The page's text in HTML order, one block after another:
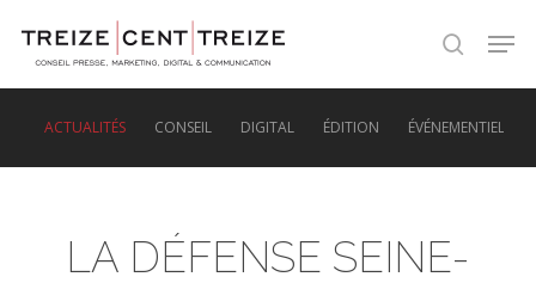
search
ACTUALITÉS CONSEIL DIGITAL ÉDITION ÉVÉNEMENTIEL
LA DÉFENSE SEINE-